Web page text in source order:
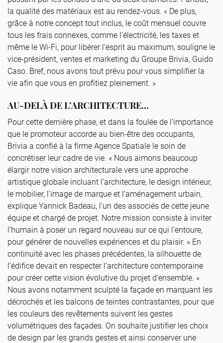
la qualité des matériaux est au rendez-vous. « De plus,
grâce à notre concept tout inclus, le coût mensuel couvre
tous les frais connexes, comme l’électricité, les taxes et
même le Wi-Fi, pour libérer l’esprit au maximum, souligne le
vice-président, ventes et marketing du Groupe Brivia, Guido
Caso. Bref, nous avons tout prévu pour vous simplifier la
vie afin que vous en profitiez pleinement. »
AU-DELÀ DE L’ARCHITECTURE…
Pour cette dernière phase, et dans la foulée de l’importance
que le promoteur accorde au bien-être des occupants,
Brivia a confié à la firme Agence Spatiale le soin de
concrétiser leur cadre de vie. « Nous aimons beaucoup
élargir notre vision architecturale vers une approche
artistique globale incluant l’architecture, le design intérieur,
le mobilier, l’image de marque et l’aménagement urbain,
explique Yannick Badeau, l’un des associés de cette jeune
équipe et chargé de projet. Notre mission consiste à inviter
l’humain à poser un regard nouveau sur ce qui l’entoure,
pour générer de nouvelles expériences et du plaisir. » En
continuité avec les phases précédentes, la silhouette de
l’édifice devait en respecter l’architecture contemporaine
pour créer cette vision évolutive du projet d’ensemble. «
Nous avons notamment sculpté la façade en marquant les
décrochés et les balcons de teintes contrastantes, pour que
les couleurs des revêtements suivent les gestes
volumétriques des façades. On souhaite justifier les choix
de design par les grands gestes et ainsi conserver une